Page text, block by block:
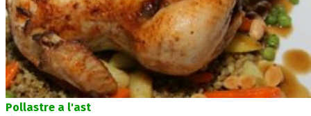
Pollastre a l'ast